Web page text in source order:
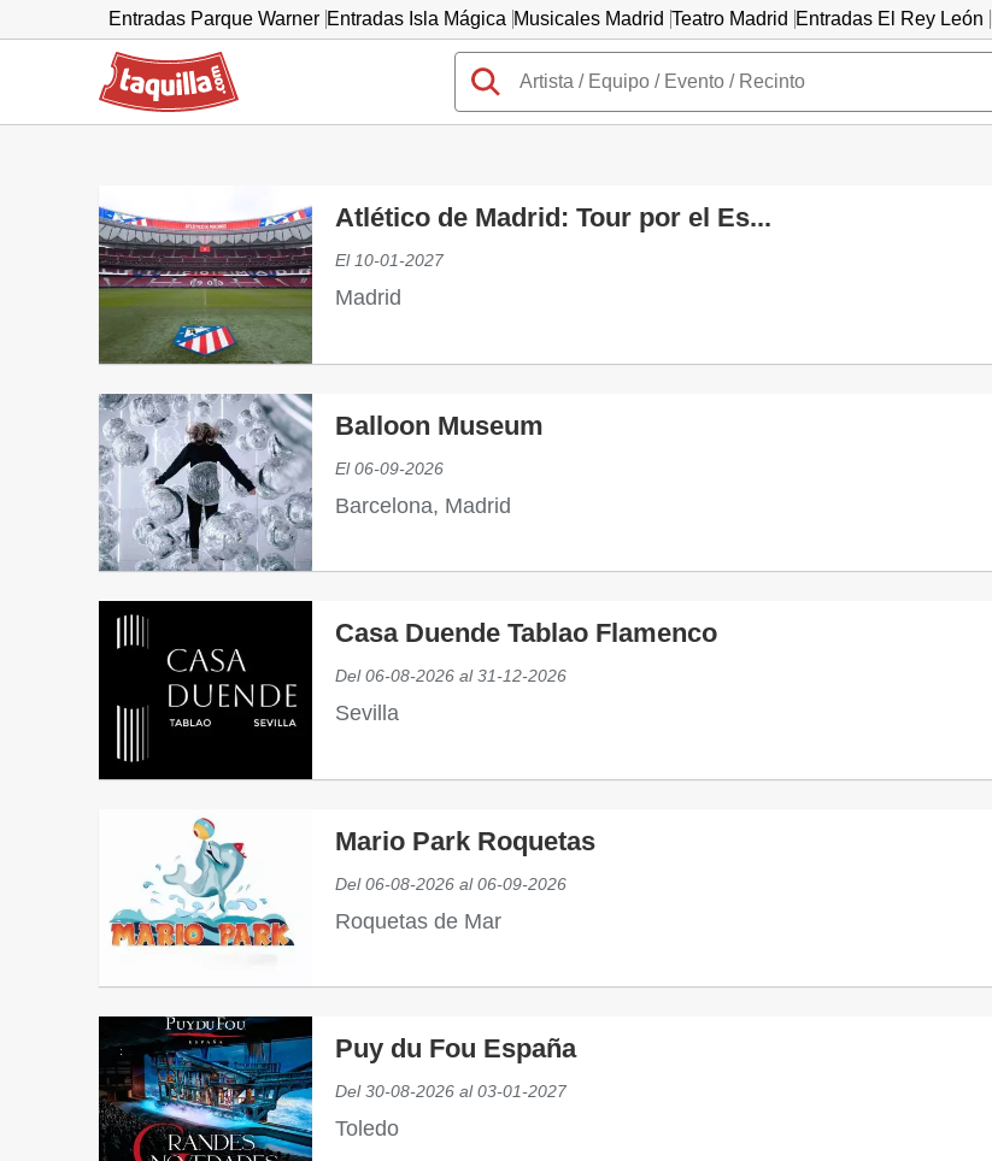
Entradas Parque Warner Entradas Isla Mágica Musicales Madrid Teatro Madrid Entradas El Rey León
Taquilla.com
Atlético de Madrid: Tour por el Es...
El 10-01-2027
Madrid
Balloon Museum
El06-09-2026
Barcelona, Madrid
Casa Duende Tablao Flamenco
Del06-08-2026 al31-12-2026
Sevilla
Mario Park Roquetas
Del06-08-2026 al06-09-2026
Roquetas de Mar
Puy du Fou España
Del30-08-2026 al03-01-2027
Toledo